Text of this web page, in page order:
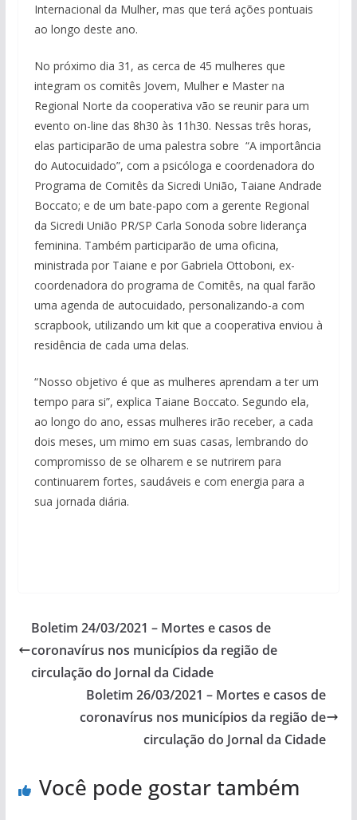
Internacional da Mulher, mas que terá ações pontuais
ao longo deste ano.
No próximo dia 31, as cerca de 45 mulheres que
integram os comitês Jovem, Mulher e Master na
Regional Norte da cooperativa vão se reunir para um
evento on-line das 8h30 às 11h30. Nessas três horas,
elas participarão de uma palestra sobre “A importância
do Autocuidado”, com a psicóloga e coordenadora do
Programa de Comitês da Sicredi União, Taiane Andrade
Boccato; e de um bate-papo com a gerente Regional
da Sicredi União PR/SP Carla Sonoda sobre liderança
feminina. Também participarão de uma oficina,
ministrada por Taiane e por Gabriela Ottoboni, ex-
coordenadora do programa de Comitês, na qual farão
uma agenda de autocuidado, personalizando-a com
scrapbook, utilizando um kit que a cooperativa enviou à
residência de cada uma delas.
“Nosso objetivo é que as mulheres aprendam a ter um
tempo para si”, explica Taiane Boccato. Segundo ela,
ao longo do ano, essas mulheres irão receber, a cada
dois meses, um mimo em suas casas, lembrando do
compromisso de se olharem e se nutrirem para
continuarem fortes, saudáveis e com energia para a
sua jornada diária.
Boletim 24/03/2021 – Mortes e casos de
coronavírus nos municípios da região de
circulação do Jornal da Cidade
Boletim 26/03/2021 – Mortes e casos de
coronavírus nos municípios da região de
circulação do Jornal da Cidade
Você pode gostar também